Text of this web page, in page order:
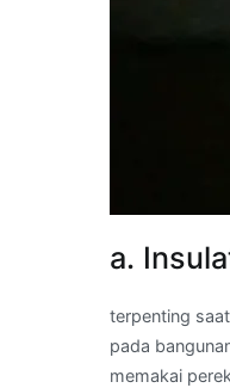
a.
terpenting
pada
memakai